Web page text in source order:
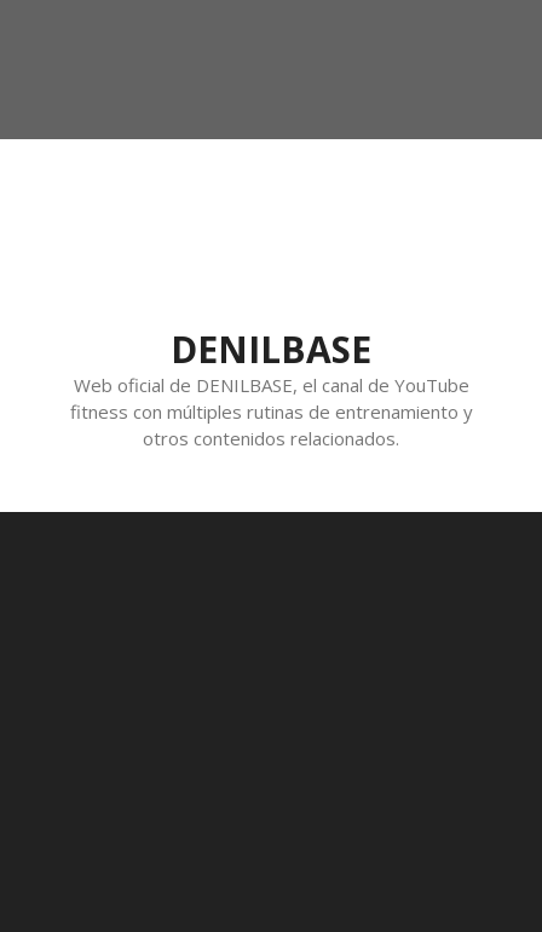
DENILBASE
Web oficial de DENILBASE, el canal de YouTube
fitness con múltiples rutinas de entrenamiento y
otros contenidos relacionados.